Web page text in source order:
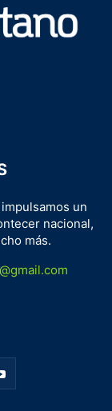
un
nacional,
más.